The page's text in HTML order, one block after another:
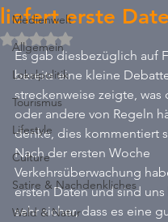
Medienwelt
Allgemein
Lokalpolitik
Tourismus
Lifestyle
Culture
Satire & Nachdenkliches
Wald & Natur
liefert erste
Mit NaN von 5 Sternen
Es gab diesbezüglich auf
bereits eine kleine
streckenweise zeigte, was
oder andere von Regeln
denke, dies kommentiert
Nach der ersten Woche
Verkehrsüberwachung
ersten Daten und sind
sehr sicher, dass es eine